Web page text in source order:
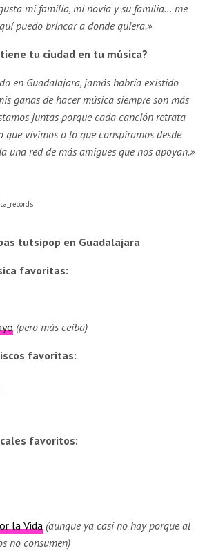
mi familia, mi novia y su familia… me
puedo brincar a donde quiera.»
tu ciudad en tu música?
en Guadalajara, jamás habría existido
ganas de hacer música siempre son más
juntas porque cada canción retrata
que vivimos o lo que conspiramos desde
una red de más amigues que nos apoyan.»
tutsipop en Guadalajara
favoritas:
(pero más ceiba)
favoritas:
favoritos:
la Vida (aunque ya casi no hay porque al
no consumen)